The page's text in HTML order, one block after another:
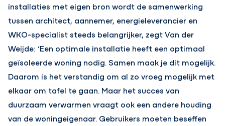
installaties met eigen bron wordt de samenwerking
tussen architect, aannemer, energieleverancier en
WKO-specialist steeds belangrijker, zegt Van der
Weijde: ‘Een optimale installatie heeft een optimaal
geïsoleerde woning nodig. Samen maak je dit mogelijk.
Daarom is het verstandig om al zo vroeg mogelijk met
elkaar om tafel te gaan. Maar het succes van
duurzaam verwarmen vraagt ook een andere houding
van de woningeigenaar. Gebruikers moeten beseffen